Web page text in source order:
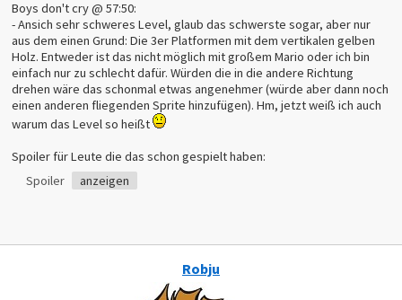
Boys don't cry @ 57:50:
- Ansich sehr schweres Level, glaub das schwerste sogar, aber nur
aus dem einen Grund: Die 3er Platformen mit dem vertikalen gelben
Holz. Entweder ist das nicht möglich mit großem Mario oder ich bin
einfach nur zu schlecht dafür. Würden die in die andere Richtung
drehen wäre das schonmal etwas angenehmer (würde aber dann noch
einen anderen fliegenden Sprite hinzufügen). Hm, jetzt weiß ich auch
warum das Level so heißt
Spoiler für Leute die das schon gespielt haben:
Spoiler
anzeigen
Robju